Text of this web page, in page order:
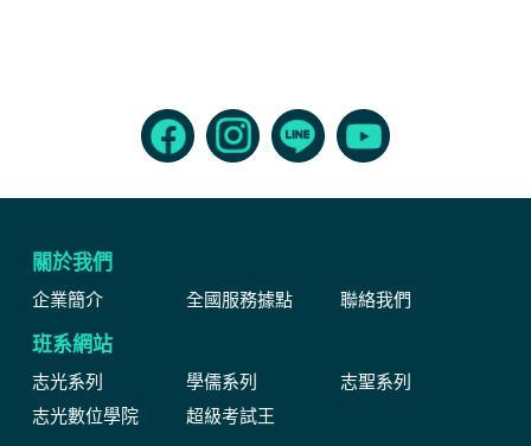
關於我們
企業簡介 全國服務據點 聯絡我們
班系網站
志光系列 學儒系列
志聖系列
志光數位學院
超級考試王